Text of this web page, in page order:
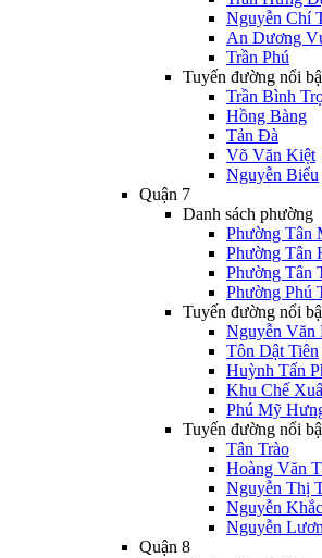
Nguyễn Chí
An Dương
Trần Phú
Tuyến đường nổi
Trần Bình
Hồng Bàng
Tản Đà
Võ Văn Kiệt
Nguyễn Biểu
Quận 7
Danh sách phường
Phường Tân
Phường Tân
Phường Tân
Phường Phú
Tuyến đường nổi
Nguyễn Văn
Tôn Dật Tiên
Huỳnh Tấn
Khu Chế
Phú Mỹ
Tuyến đường nổi
Tân Trào
Hoàng Văn
Nguyễn Thị
Nguyễn
Nguyễn
Quận 8